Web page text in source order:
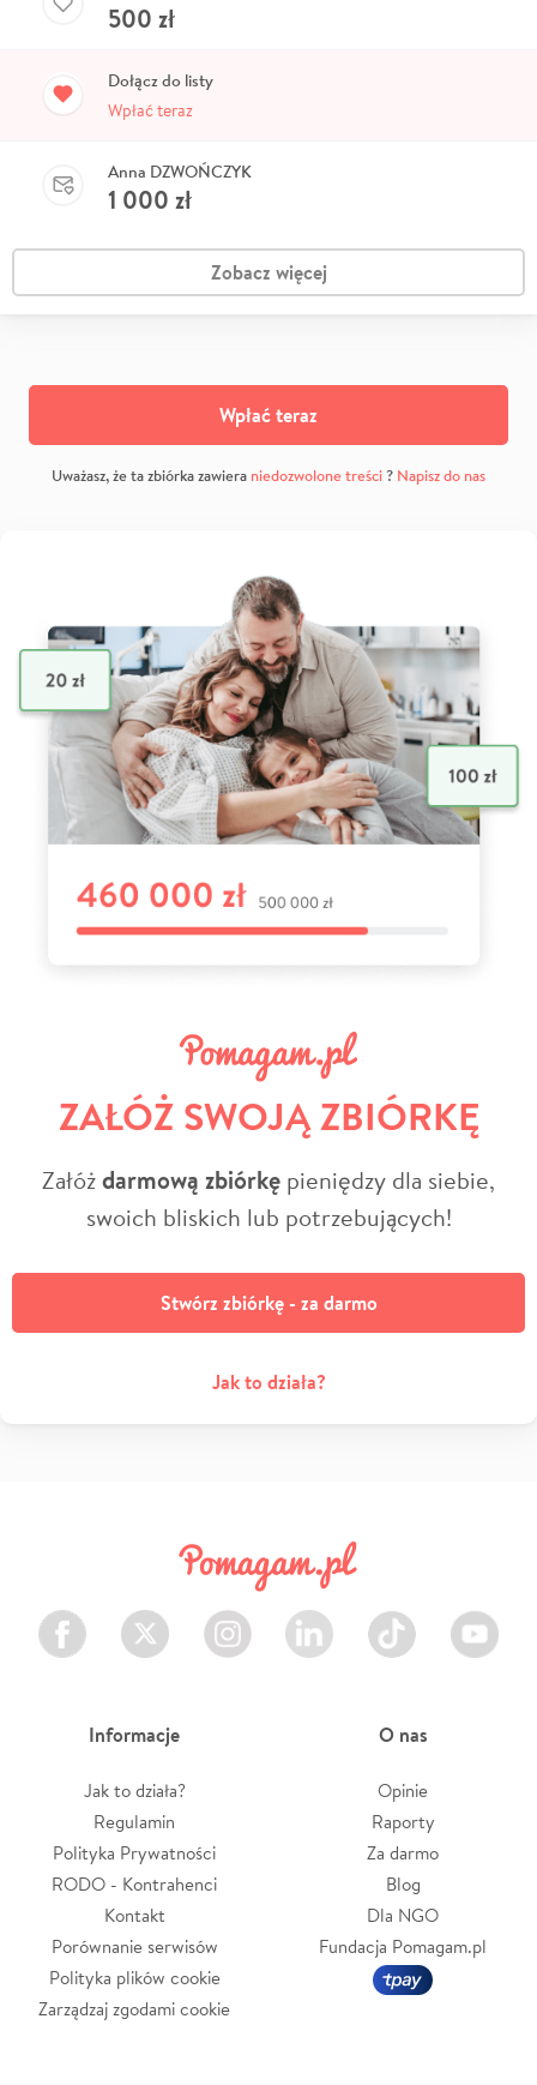
500 zł
Dołącz do listy
Wpłać teraz
Anna DZWOŃCZYK
1 000 zł
Zobacz więcej
Wpłać teraz
Uważasz, że ta zbiórka zawiera niedozwolone treści? Napisz do nas
ZAŁÓŻ SWOJĄ ZBIÓRKĘ
Załóżdarmową zbiórkę pieniędzy dla siebie,
swoich bliskich lub potrzebujących!
Stwórz zbiórkę - za darmo
Jak to działa?
Facebook Twitter Instagram LinkedIn TikTok Youtube
Informacje
Jak to działa?
Regulamin
Polityka Prywatności
RODO - Kontrahenci
Kontakt
Porównanie serwisów
Polityka plików cookie
Zarządzaj zgodami cookie
O nas
Opinie
Raporty
Za darmo
Blog
Dla NGO
Fundacja Pomagam.pl